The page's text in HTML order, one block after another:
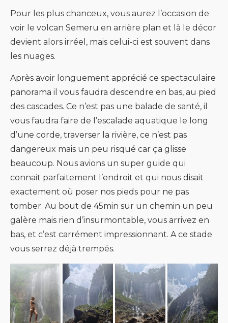
Pour les plus chanceux, vous aurez l’occasion de
voir le volcan Semeru en arrière plan et là le décor
devient alors irréel, mais celui-ci est souvent dans
les nuages.
Après avoir longuement apprécié ce spectaculaire
panorama il vous faudra descendre en bas, au pied
des cascades. Ce n’est pas une balade de santé, il
vous faudra faire de l’escalade aquatique le long
d’une corde, traverser la rivière, ce n’est pas
dangereux mais un peu risqué car ça glisse
beaucoup. Nous avions un super guide qui
connait parfaitement l’endroit et qui nous disait
exactement où poser nos pieds pour ne pas
tomber. Au bout de 45min sur un chemin un peu
galère mais rien d’insurmontable, vous arrivez en
bas, et c’est carrément impressionnant. A ce stade
vous serrez déjà trempés.